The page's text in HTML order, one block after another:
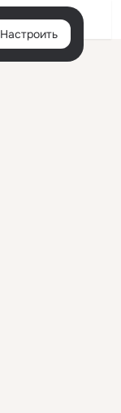
Настроить